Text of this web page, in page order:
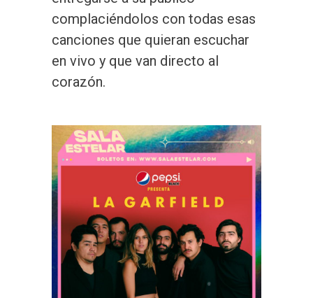
complaciéndolos con todas esas
canciones que quieran escuchar
en vivo y que van directo al
corazón.